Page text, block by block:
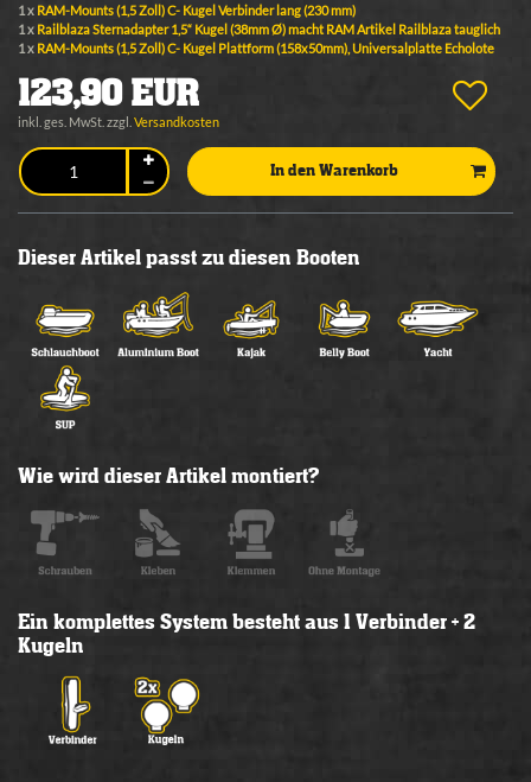
1 x RAM-Mounts (1,5 Zoll) C- Kugel Verbinder lang (230 mm)
1 x Railblaza Sternadapter 1,5“ Kugel (38mm Ø) macht RAM Artikel Railblaza tauglich
1 x RAM-Mounts (1,5 Zoll) C- Kugel Plattform (158x50mm), Universalplatte Echolote
123,90 EUR
inkl. ges. MwSt. zzgl. Versandkosten
In den Warenkorb
Dieser Artikel passt zu diesen Booten
Wie wird dieser Artikel montiert?
Ein komplettes System besteht aus 1 Verbinder + 2
Kugeln